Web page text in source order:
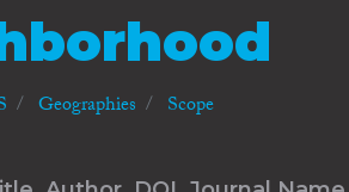
Geographies Scope